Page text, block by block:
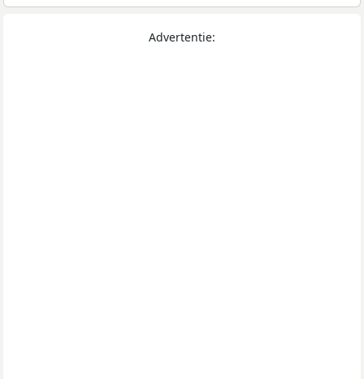
Advertentie: